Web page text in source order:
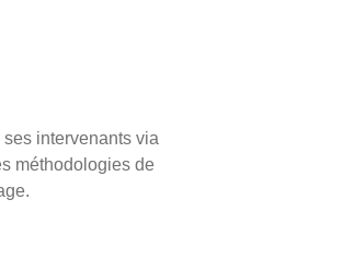
intervenants via
méthodologies de